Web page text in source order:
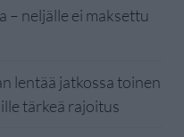
– neljälle ei maksettu
lentää jatkossa toinen
tärkeä rajoitus